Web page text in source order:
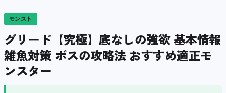
モンスト
グリード【究極】底なしの強欲 基本情報
雑魚対策 ボスの攻略法 おすすめ適正モ
ンスター